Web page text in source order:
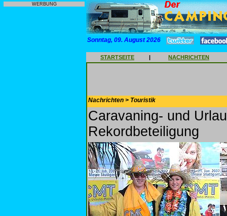
WERBUNG
Sonntag, 09. August 2026
STARTSEITE | NACHRICHTEN
Nachrichten > Touristik
Caravaning- und
Rekordbeteiligung